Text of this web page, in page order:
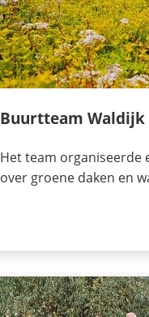
Buurtteam Waldijk
Het team organiseerde
over groene daken en